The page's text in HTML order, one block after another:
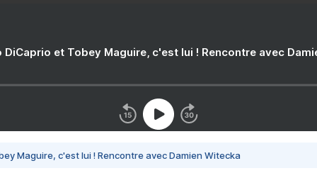
DiCaprio et Tobey Maguire, c'est lui ! Rencontre avec
Maguire, c'est lui ! Rencontre avec Damien Witecka